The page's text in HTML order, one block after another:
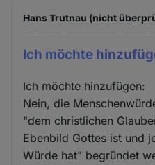
Hans Trutnau (nicht
Ich möchte
Ich möchte hinzufügen:
Nein, die
"dem christlichen
Ebenbild Gottes ist und
Würde hat" begründet